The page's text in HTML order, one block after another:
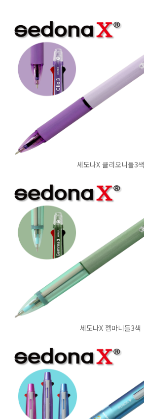
세도나X 클리오니들3색
세도나X 젬마니들3색